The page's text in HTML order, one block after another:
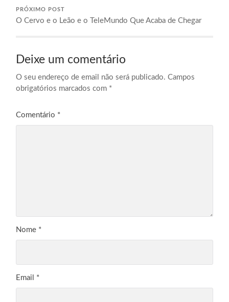
PRÓXIMO POST
O Cervo e o Leão e o TeleMundo Que Acaba de Chegar
Deixe um comentário
O seu endereço de email não será publicado. Campos
obrigatórios marcados com *
Comentário *
Nome *
Email *